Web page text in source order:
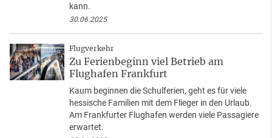
kann.
30.06.2025
Flugverkehr
Zu Ferienbeginn viel Betrieb am
Flughafen Frankfurt
Kaum beginnen die Schulferien, geht es für viele
hessische Familien mit dem Flieger in den Urlaub.
Am Frankfurter Flughafen werden viele Passagiere
erwartet.